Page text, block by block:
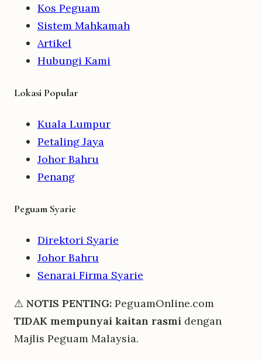
Kos Peguam
Sistem Mahkamah
Artikel
Hubungi Kami
Lokasi Popular
Kuala Lumpur
Petaling Jaya
Johor Bahru
Penang
Peguam Syarie
Direktori Syarie
Johor Bahru
Senarai Firma Syarie
⚠ NOTIS PENTING: PeguamOnline.com
TIDAK mempunyai kaitan rasmi dengan
Majlis Peguam Malaysia.